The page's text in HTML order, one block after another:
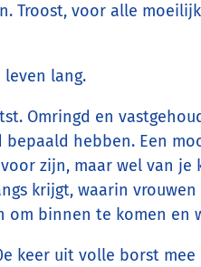
Troost, voor alle
leven lang.
Omringd en
hebben. Een
zijn, maar wel van
krijgt, waarin
binnen te komen en
keer uit volle borst